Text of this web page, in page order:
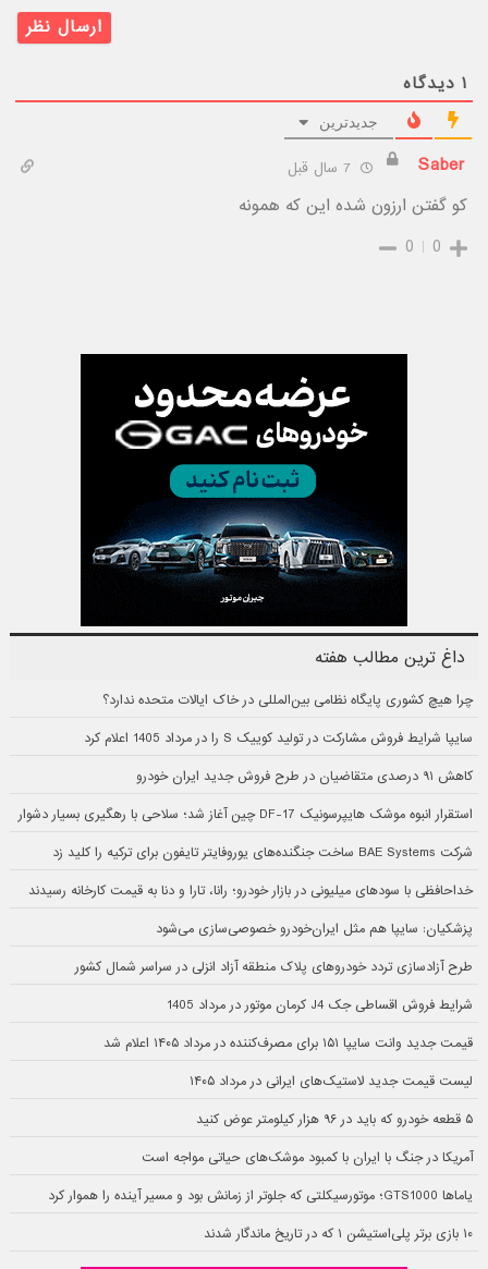
۱ دیدگاه
جدیدترین
Saber
کو گفتن ارزون شده این که همونه
0
0
داغ ترین مطالب هفته
چرا هیچ کشوری پایگاه نظامی بین‌المللی در خاک ایالات متحده ندارد؟
سایپا شرایط فروش مشارکت در تولید کوییک S را در مرداد 1405 اعلام کرد
کاهش ۹۱ درصدی متقاضیان در طرح فروش جدید ایران خودرو
استقرار انبوه موشک هایپرسونیک DF-17 چین آغاز شد؛ سلاحی با رهگیری بسیار دشوار
شرکت BAE Systems ساخت جنگنده‌های یوروفایتر تایفون برای ترکیه را کلید زد
خداحافظی با سودهای میلیونی در بازار خودرو؛ رانا، تارا و دنا به قیمت کارخانه رسیدند
پزشکیان: سایپا هم مثل ایران‌خودرو خصوصی‌سازی می‌شود
طرح آزادسازی تردد خودروهای پلاک منطقه آزاد انزلی در سراسر شمال کشور
شرایط فروش اقساطی جک J4 کرمان موتور در مرداد 1405
قیمت جدید وانت سایپا ۱۵۱ برای مصرف‌کننده در مرداد ۱۴۰۵ اعلام شد
لیست قیمت جدید لاستیک‌های ایرانی در مرداد ۱۴۰۵
۵ قطعه خودرو که باید در ۹۶ هزار کیلومتر عوض کنید
آمریکا در جنگ با ایران با کمبود موشک‌های حیاتی مواجه است
یاماها GTS1000؛ موتورسیکلتی که جلوتر از زمانش بود و مسیر آینده را هموار کرد
۱۰ بازی برتر پلی‌استیشن ۱ که در تاریخ ماندگار شدند